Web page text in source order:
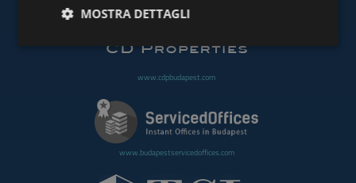
www.budapestpropertysellers.com
www.cdpbudapest.com
www.budapestservicedoffices.com
MOSTRA DETTAGLI